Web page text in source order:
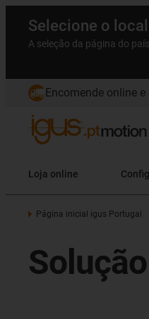
Selecione o
A seleção da página do
Encomende online
Loja online
Página inicial igus Portugal